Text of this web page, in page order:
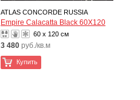
ATLAS CONCORDE RUSSIA
Empire Calacatta Black 60X120
60 x 120 см
3 480 руб./кв.м
Купить